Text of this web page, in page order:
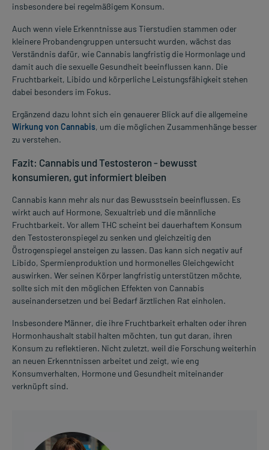
insbesondere bei regelmäßigem Konsum.
Auch wenn viele Erkenntnisse aus Tierstudien stammen oder
kleinere Probandengruppen untersucht wurden, wächst das
Verständnis dafür, wie Cannabis langfristig die Hormonlage und
damit auch die sexuelle Gesundheit beeinflussen kann. Die
Fruchtbarkeit, Libido und körperliche Leistungsfähigkeit stehen
dabei besonders im Fokus.
Ergänzend dazu lohnt sich ein genauerer Blick auf die allgemeine
Wirkung von Cannabis, um die möglichen Zusammenhänge besser
zu verstehen.
Fazit: Cannabis und Testosteron - bewusst
konsumieren, gut informiert bleiben
Cannabis kann mehr als nur das Bewusstsein beeinflussen. Es
wirkt auch auf Hormone, Sexualtrieb und die männliche
Fruchtbarkeit. Vor allem THC scheint bei dauerhaftem Konsum
den Testosteronspiegel zu senken und gleichzeitig den
Östrogenspiegel ansteigen zu lassen. Das kann sich negativ auf
Libido, Spermienproduktion und hormonelles Gleichgewicht
auswirken. Wer seinen Körper langfristig unterstützen möchte,
sollte sich mit den möglichen Effekten von Cannabis
auseinandersetzen und bei Bedarf ärztlichen Rat einholen.
Insbesondere Männer, die ihre Fruchtbarkeit erhalten oder ihren
Hormonhaushalt stabil halten möchten, tun gut daran, ihren
Konsum zu reflektieren. Nicht zuletzt, weil die Forschung weiterhin
an neuen Erkenntnissen arbeitet und zeigt, wie eng
Konsumverhalten, Hormone und Gesundheit miteinander
verknüpft sind.